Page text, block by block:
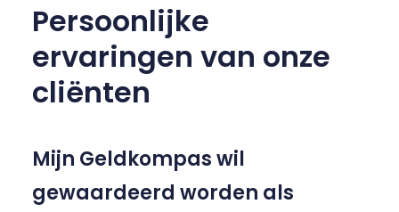
Persoonlijke
ervaringen van onze
cliënten
Mijn Geldkompas wil
gewaardeerd worden als